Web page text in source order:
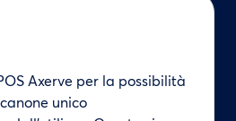
Axerve per la possibilità
unico